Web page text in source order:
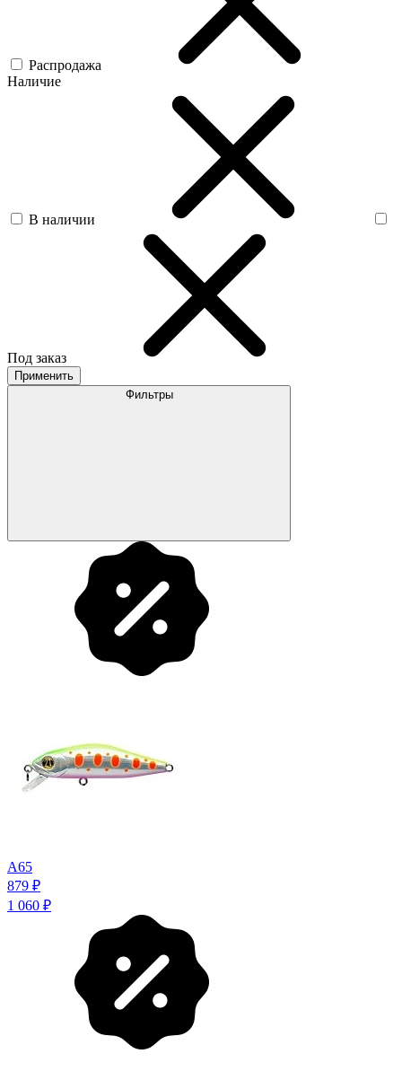
Распродажа
Наличие
В наличии
Под заказ
Применить
Фильтры
A65
879 ₽
1 060 ₽